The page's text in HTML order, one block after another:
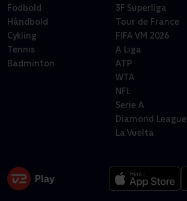
Fodbold
Håndbold
Cykling
Tennis
Badminton
3F Superliga
Tour de France
FIFA VM 2026
A Liga
ATP
WTA
NFL
Serie A
Diamond League
La Vuelta